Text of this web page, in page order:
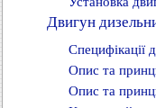
Двигун
Специфікації
Опис та
Опис та